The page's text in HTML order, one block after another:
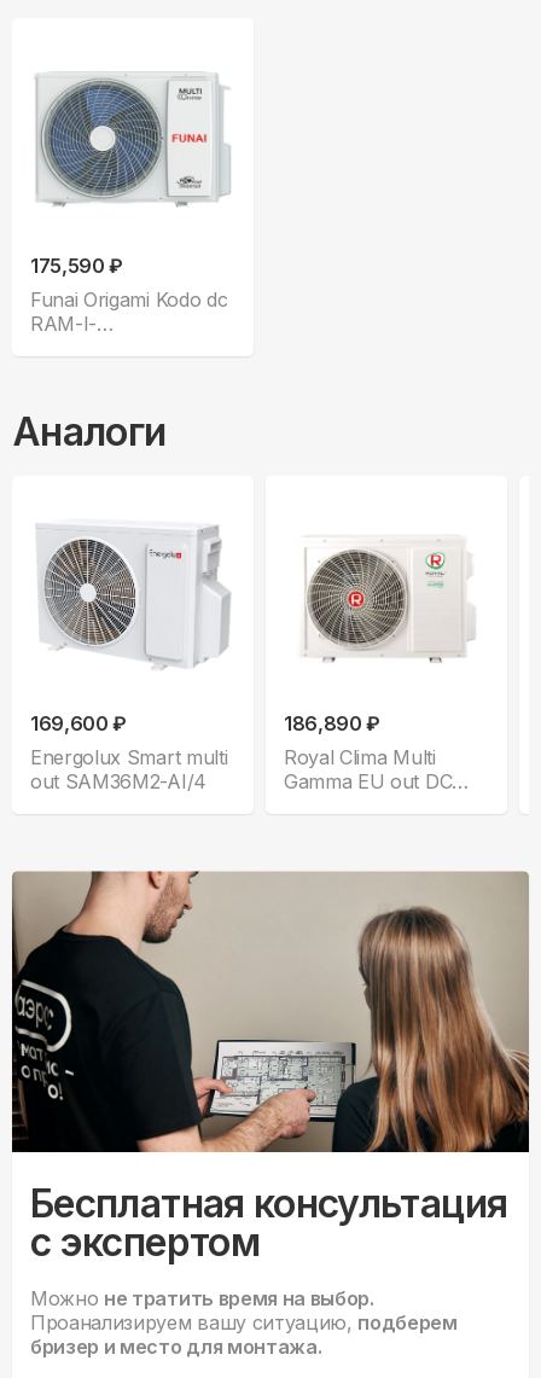
175,590 ₽
Funai Origami Kodo dc
RAM-I-
Аналоги
169,600 ₽
Energolux Smart multi
out SAM36M2-AI/4
186,890 ₽
Royal Clima Multi
Gamma EU out DC
Бесплатная консультация
с экспертом
Можно не тратить время на выбор.
Проанализируем вашу ситуацию, подберем
бризер и место для монтажа.